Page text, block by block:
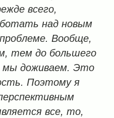
всего,
над новым
Вообще,
тем до большего
мы доживаем. Это
Поэтому я
все, то,